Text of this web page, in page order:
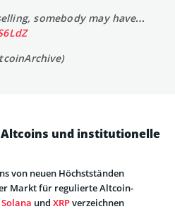
somebody may have…
und institutionelle
von neuen Höchstständen
Markt für regulierte Altcoin-
Solana und XRPverzeichnen